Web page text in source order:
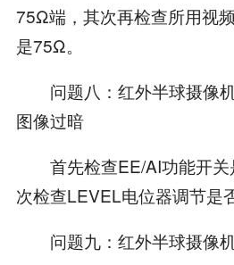
75Ω端，其次再检查所用视
是75Ω。
问题八：红外半球摄像
图像过暗
首先检查EE/AI功能开关
次检查LEVEL电位器调节是
问题九：红外半球摄像